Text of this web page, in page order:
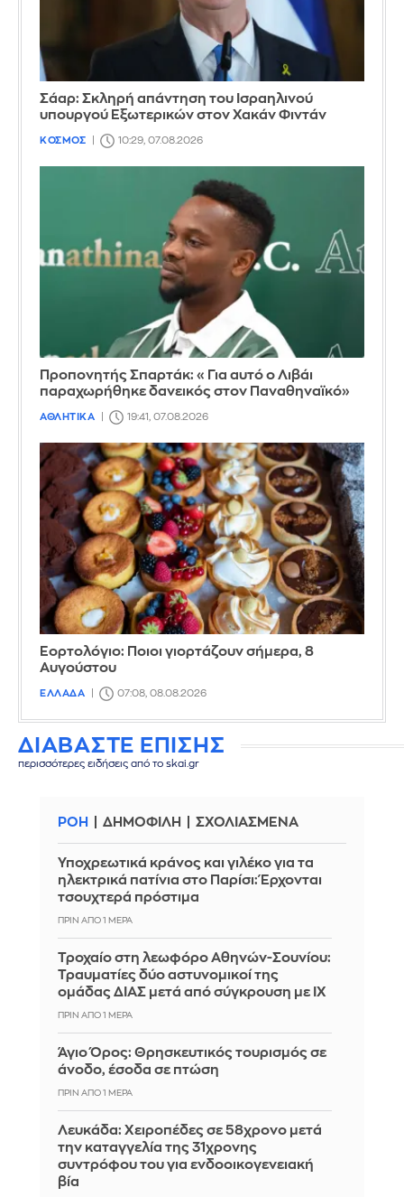
Σάαρ: Σκληρή απάντηση του Ισραηλινού
υπουργού Εξωτερικών στον Χακάν Φιντάν
ΚΟΣΜΟΣ 10:29, 07.08.2026
Προπονητής Σπαρτάκ: «Για αυτό ο Λιβάι
παραχωρήθηκε δανεικός στον Παναθηναϊκό»
ΑΘΛΗΤΙΚΑ 19:41, 07.08.2026
Εορτολόγιο: Ποιοι γιορτάζουν σήμερα, 8
Αυγούστου
ΕΛΛΑΔΑ 07:08, 08.08.2026
ΔΙΑΒΑΣΤΕ ΕΠΙΣΗΣ
περισσότερες ειδήσεις από το skai.gr
ΡΟΗ ΔΗΜΟΦΙΛΗ ΣΧΟΛΙΑΣΜΕΝΑ
Υποχρεωτικά κράνος και γιλέκο για τα
ηλεκτρικά πατίνια στο Παρίσι: Έρχονται
τσουχτερά πρόστιμα
ΠΡΙΝ ΑΠΌ 1 ΜΈΡΑ
Τροχαίο στη λεωφόρο Αθηνών-Σουνίου:
Τραυματίες δύο αστυνομικοί της
ομάδας ΔΙΑΣ μετά από σύγκρουση με ΙΧ
ΠΡΙΝ ΑΠΌ 1 ΜΈΡΑ
Άγιο Όρος: Θρησκευτικός τουρισμός σε
άνοδο, έσοδα σε πτώση
ΠΡΙΝ ΑΠΌ 1 ΜΈΡΑ
Λευκάδα: Χειροπέδες σε 58χρονο μετά
την καταγγελία της 31χρονης
συντρόφου του για ενδοοικογενειακή
βία